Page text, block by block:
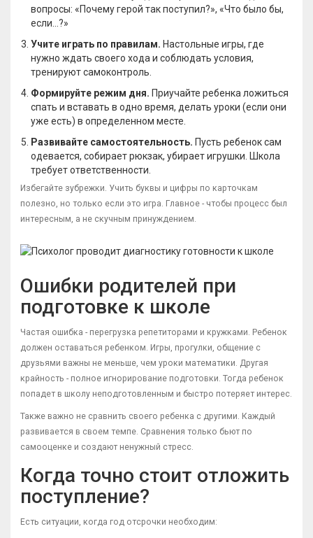
вопросы: «Почему герой так поступил?», «Что было бы,
если...?»
Учите играть по правилам. Настольные игры, где
нужно ждать своего хода и соблюдать условия,
тренируют самоконтроль.
Формируйте режим дня. Приучайте ребенка ложиться
спать и вставать в одно время, делать уроки (если они
уже есть) в определенном месте.
Развивайте самостоятельность. Пусть ребенок сам
одевается, собирает рюкзак, убирает игрушки. Школа
требует ответственности.
Избегайте зубрежки. Учить буквы и цифры по карточкам
полезно, но только если это игра. Главное - чтобы процесс был
интересным, а не скучным принуждением.
Ошибки родителей при
подготовке к школе
Частая ошибка - перегрузка репетиторами и кружками. Ребенок
должен оставаться ребенком. Игры, прогулки, общение с
друзьями важны не меньше, чем уроки математики. Другая
крайность - полное игнорирование подготовки. Тогда ребенок
попадет в школу неподготовленным и быстро потеряет интерес.
Также важно не сравнить своего ребенка с другими. Каждый
развивается в своем темпе. Сравнения только бьют по
самооценке и создают ненужный стресс.
Когда точно стоит отложить
поступление?
Есть ситуации, когда год отсрочки необходим: